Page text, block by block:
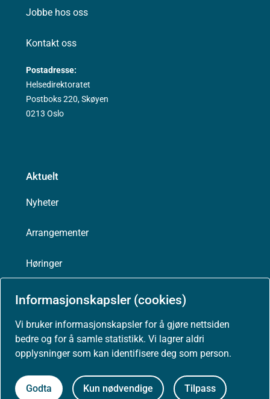
Informasjonskapsler (cookies)
Vi bruker informasjonskapsler for å gjøre nettsiden
bedre og for å samle statistikk. Vi lagrer aldri
opplysninger som kan identifisere deg som person.
Godta Kun nødvendige Tilpass
Jobbe hos oss
Kontakt oss
Postadresse:
Helsedirektoratet
Postboks 220, Skøyen
0213 Oslo
Aktuelt
Nyheter
Arrangementer
Høringer
Presse
Om nettstedet
Personvernerklæring